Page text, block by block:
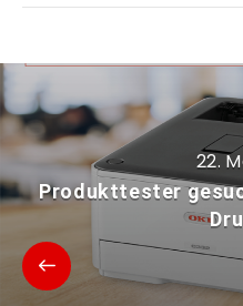
22.
Produkttester